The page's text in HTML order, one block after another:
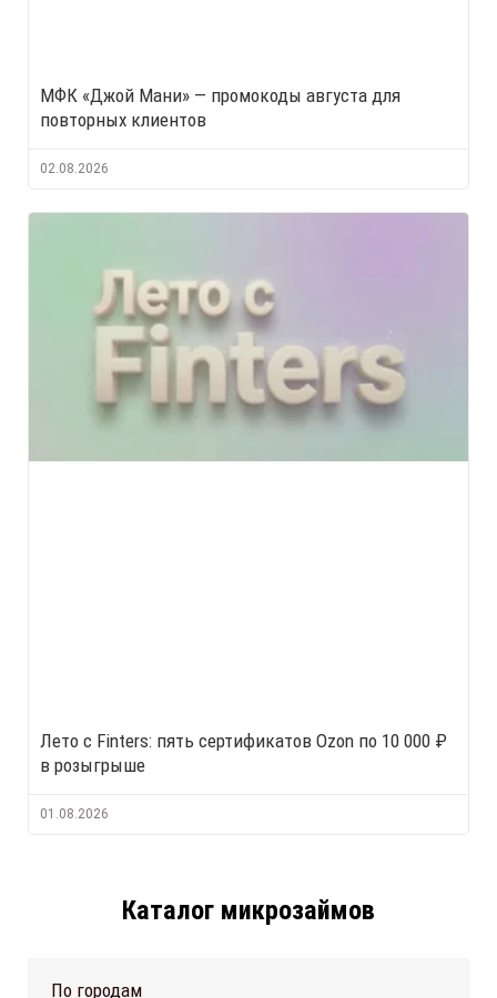
МФК «Джой Мани» — промокоды августа для
повторных клиентов
02.08.2026
Лето с Finters: пять сертификатов Ozon по 10 000 ₽
в розыгрыше
01.08.2026
Каталог микрозаймов
По городам